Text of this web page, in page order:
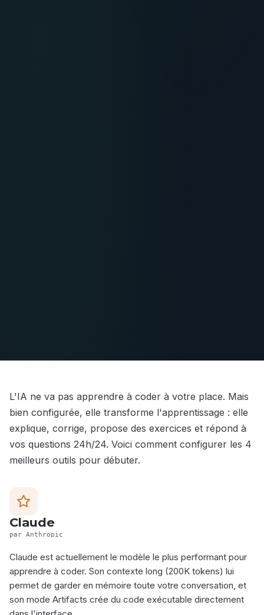
L'IA ne va pas apprendre à coder à votre place. Mais
bien configurée, elle transforme l'apprentissage : elle
explique, corrige, propose des exercices et répond à
vos questions 24h/24. Voici comment configurer les 4
meilleurs outils pour débuter.
Claude
par Anthropic
Claude est actuellement le modèle le plus performant pour
apprendre à coder. Son contexte long (200K tokens) lui
permet de garder en mémoire toute votre conversation, et
son mode Artifacts crée du code exécutable directement